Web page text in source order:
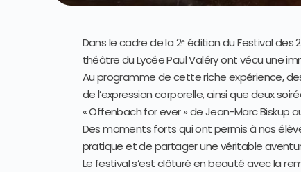
Dans le cadre de la 2ᵉ édition du Festival des
théâtre du Lycée Paul Valéry ont vécu une
Au programme de cette riche expérience,
de l’expression corporelle, ainsi que deux
« Offenbach for ever » de Jean-Marc Biskup
Des moments forts qui ont permis à nos
pratique et de partager une véritable
Le festival s’est clôturé en beauté avec la